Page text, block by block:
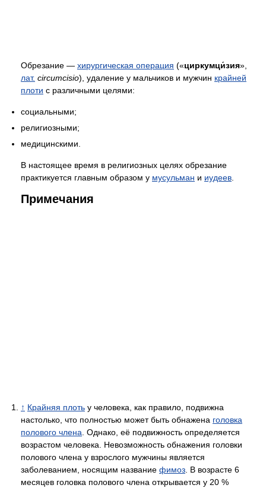
Обрезание — хирургическая операция («циркумци́зия»,
лат. circumcisio), удаление у мальчиков и мужчин крайней
плоти с различными целями:
социальными;
религиозными;
медицинскими.
В настоящее время в религиозных целях обрезание
практикуется главным образом у мусульман и иудеев.
Примечания
↑ Крайняя плоть у человека, как правило, подвижна
настолько, что полностью может быть обнажена головка
полового члена. Однако, её подвижность определяется
возрастом человека. Невозможность обнажения головки
полового члена у взрослого мужчины является
заболеванием, носящим название фимоз. В возрасте 6
месяцев головка полового члена открывается у 20 %